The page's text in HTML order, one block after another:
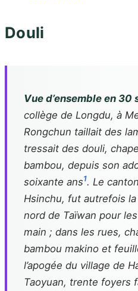
Douli
Vue d’ensemble en 30
collège de Longdu, à
Rongchun taillait des
tressait des douli,
bambou, depuis son
soixante ans1. Le
Hsinchu, fut autrefois
nord de Taïwan pour
main ; dans les rues,
bambou makino et
l’apogée du village de
Taoyuan, trente foyers